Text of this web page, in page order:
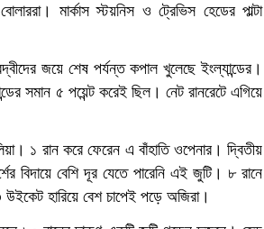
মার্কাস স্টয়নিস ও ট্রেভিস হেডের পাল্টা
জয়ে শেষ পর্যন্ত কপাল খুলেছে ইংল্যান্ডের।
সমান ৫ পয়েন্ট করেই ছিল। নেট রানরেটে এগিয়ে
১ রান করে ফেরেন এ বাঁহাতি ওপেনার। দ্বিতীয়
বিদায়ে বেশি দূর যেতে পারেনি এই জুটি। ৮ রানে
হারিয়ে বেশ চাপেই পড়ে অজিরা।